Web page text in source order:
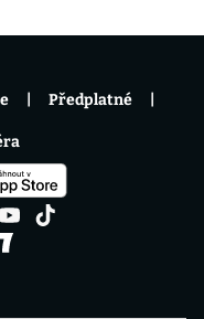
Předplatné